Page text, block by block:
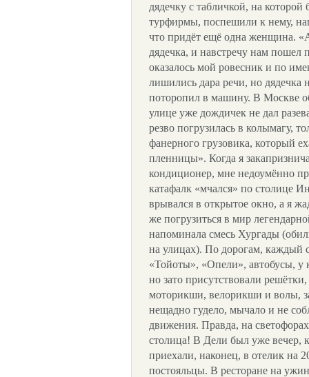
дядечку с табличкой, на
турфирмы, поспешили к нему,
что придёт ещё одна женщина.
дядечка, и навстречу нам
оказалось мой ровесник и по
лишились дара речи, но дядечка
поторопил в машину. В Москве
улице уже дождичек не дал
резво погрузилась в колымагу,
фанерного грузовика, который
пленницы». Когда я
кондиционер, мне недоумённо
катафалк «мчался» по столице
врывался в открытое окно, а я
же погрузиться в мир
напоминала смесь Хургады
на улицах). По дорогам, каждый
«Тойоты», «Опели», автобусы, у
но зато присутствовали
моторикши, велорикши и волы,
нещадно гудело, мычало и не
движения. Правда, на
столица! В Дели был уже вечер,
приехали, наконец, в отелик на
постояльцы. В ресторане на